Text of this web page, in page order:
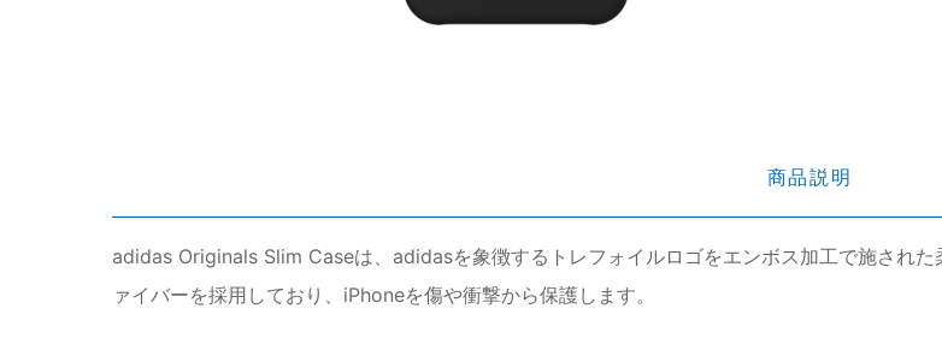
商品説明
adidas Originals Slim Caseは、adidasを象徴するトレフォイルロゴをエンボス加工で施され
ァイバーを採用しており、iPhoneを傷や衝撃から保護します。